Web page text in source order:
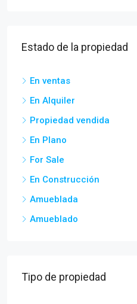
Estado de la propiedad
En ventas
En Alquiler
Propiedad vendida
En Plano
For Sale
En Construcción
Amueblada
Amueblado
Tipo de propiedad